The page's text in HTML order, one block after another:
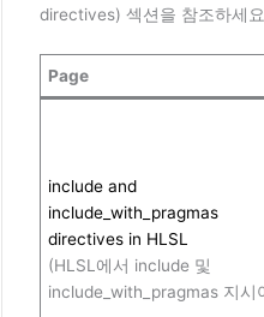
directives) 섹션을 참조하세
Page
include and
include_with_pragmas
directives in HLSL
(HLSL에서 include 및
include_with_pragmas 지시